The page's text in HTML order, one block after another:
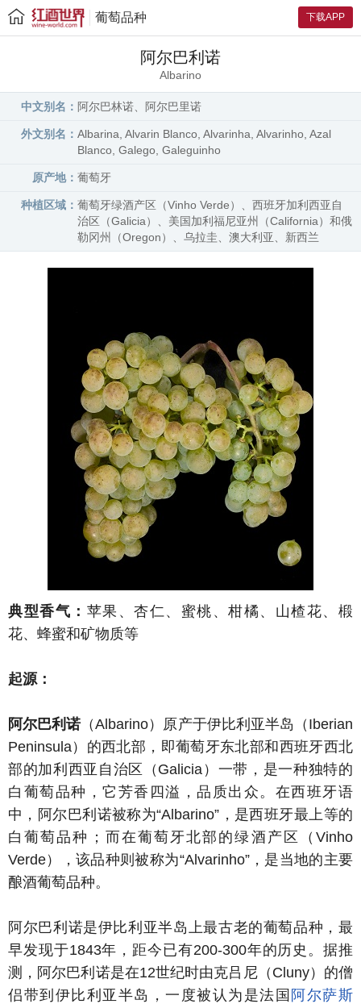
下载APP
葡萄品种
阿尔巴利诺
Albarino
中文别名： 阿尔巴林诺、阿尔巴里诺
外文别名： Albarina, Alvarin Blanco, Alvarinha, Alvarinho, Azal
Blanco, Galego, Galeguinho
原产地： 葡萄牙
种植区域： 葡萄牙绿酒产区（Vinho Verde）、西班牙加利西亚自
治区（Galicia）、美国加利福尼亚州（California）和俄
勒冈州（Oregon）、乌拉圭、澳大利亚、新西兰
典型香气： 苹果、杏仁、蜜桃、柑橘、山楂花、椴
花、蜂蜜和矿物质等
起源：
阿尔巴利诺（Albarino）原产于伊比利亚半岛（Iberian
Peninsula）的西北部，即葡萄牙东北部和西班牙西北
部的加利西亚自治区（Galicia）一带，是一种独特的
白葡萄品种，它芳香四溢，品质出众。在西班牙语
中，阿尔巴利诺被称为“Albarino”，是西班牙最上等的
白葡萄品种；而在葡萄牙北部的绿酒产区（Vinho
Verde），该品种则被称为“Alvarinho”，是当地的主要
酿酒葡萄品种。
阿尔巴利诺是伊比利亚半岛上最古老的葡萄品种，最
早发现于1843年，距今已有200-300年的历史。据推
测，阿尔巴利诺是在12世纪时由克吕尼（Cluny）的僧
侣带到伊比利亚半岛，一度被认为是法国 阿尔萨斯